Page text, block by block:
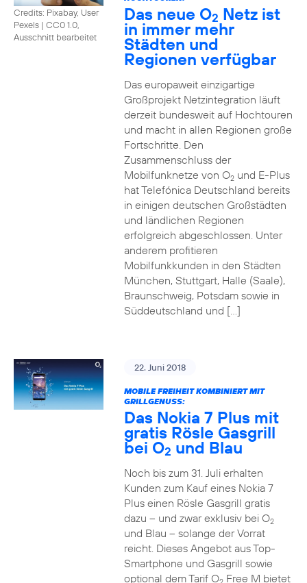
Credits: Pixabay, User
Pexels | CC0 1.0,
Ausschnitt bearbeitet
Das neue O2 Netz ist
in immer mehr
Städten und
Regionen verfügbar
Das europaweit einzigartige
Großprojekt Netzintegration läuft
derzeit bundesweit auf Hochtouren
und macht in allen Regionen große
Fortschritte. Den
Zusammenschluss der
Mobilfunknetze von O2und E-Plus
hat Telefónica Deutschland bereits
in einigen deutschen Großstädten
und ländlichen Regionen
erfolgreich abgeschlossen. Unter
anderem profitieren
Mobilfunkkunden in den Städten
München, Stuttgart, Halle (Saale),
Braunschweig, Potsdam sowie in
Süddeutschland und […]
22. Juni 2018
MOBILE FREIHEIT KOMBINIERT MIT
GRILLGENUSS:
Das Nokia 7 Plus mit
gratis Rösle Gasgrill
bei O2 und Blau
Noch bis zum 31. Juli erhalten
Kunden zum Kauf eines Nokia 7
Plus einen Rösle Gasgrill gratis
dazu – und zwar exklusiv bei O2
und Blau – solange der Vorrat
reicht. Dieses Angebot aus Top-
Smartphone und Gasgrill sowie
optional dem Tarif O Free M bietet